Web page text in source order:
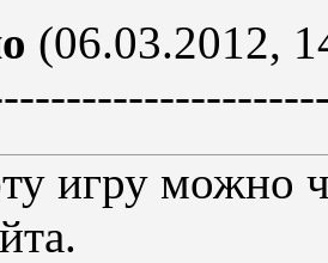
(06.03.2012,
игру можно